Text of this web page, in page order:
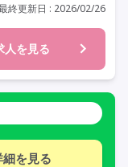
パー2級)
し
常勤
定年60歳以上
終更新日 : 2026/02/26
人を見る
細を見る